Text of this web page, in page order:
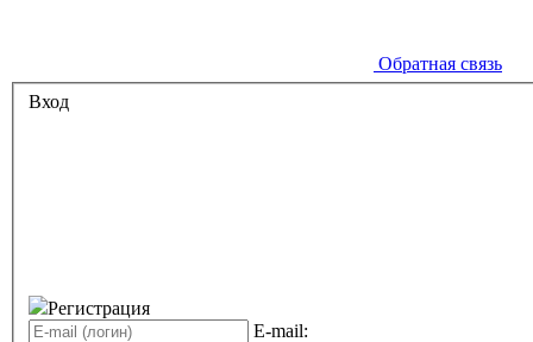
Обратная связь
Вход
Регистрация
E-mail: